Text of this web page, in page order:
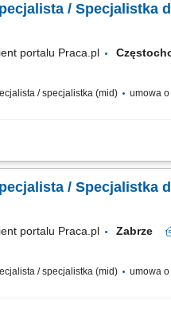
/ Specjalistka
portalu Praca.pl
/ specjalistka (mid) umowa o
użytkowników w
/ Specjalistka
portalu Praca.pl Zabrze
/ specjalistka (mid) umowa o